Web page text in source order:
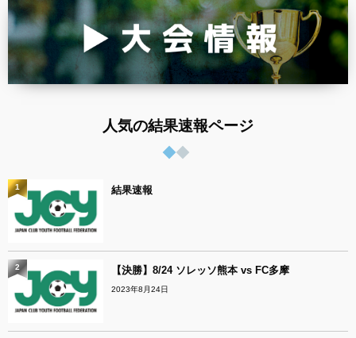
人気の結果速報ページ
結果速報
1
【決勝】8/24 ソレッソ熊本 vs FC多摩
2023年8月24日
2